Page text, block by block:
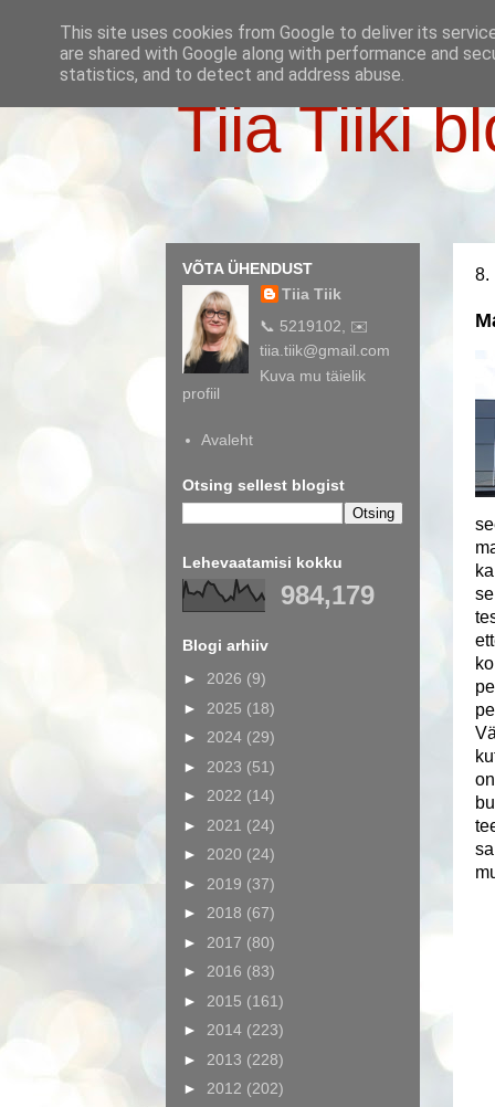
Tiia Tiiki
8.
VÕTA ÜHENDUST
Tiia Tiik
📞 5219102, ✉️
tiia.tiik@gmail.com
Kuva mu täielik
profiil
Avaleht
Otsing sellest blogist
Lehevaatamisi kokku
984,179
Blogi arhiiv
► 2026 (9)
► 2025 (18)
► 2024 (29)
► 2023 (51)
► 2022 (14)
► 2021 (24)
► 2020 (24)
► 2019 (37)
► 2018 (67)
► 2017 (80)
► 2016 (83)
► 2015 (161)
► 2014 (223)
► 2013 (228)
► 2012 (202)
This site uses cookies from Google to deliver its
are shared with Google along with performance and
statistics, and to detect and address abuse.